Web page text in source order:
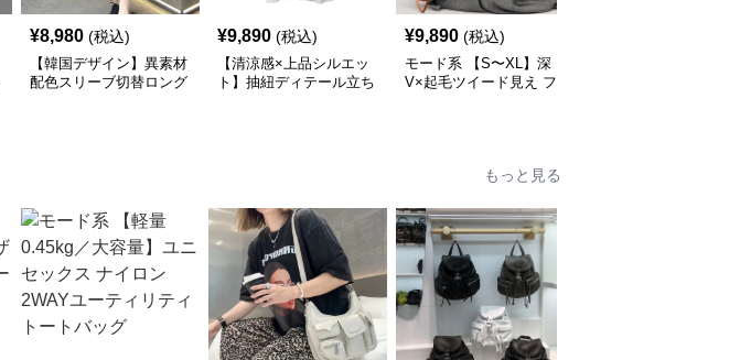
¥8,980 (税込)
【韓国デザイン】異素材
配色スリーブ切替ロング
¥9,890 (税込)
【清涼感×上品シルエッ
ト】抽紐ディテール立ち
¥9,890 (税込)
モード系 【S〜XL】深
V×起毛ツイード見え フ
もっと見る